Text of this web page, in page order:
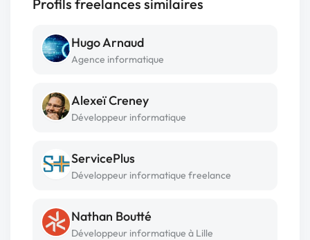
Profils freelances similaires
Hugo Arnaud
Agence informatique
Alexeï Creney
Développeur informatique
ServicePlus
Développeur informatique freelance
Nathan Boutté
Développeur informatique à Lille